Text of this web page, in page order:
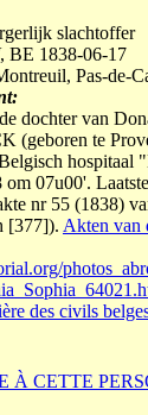
slachtoffer
BE 1838-06-17
Pas-de-
dochter van
(geboren te
hospitaal
07u00'.
nr 55 (1838)
[377]). Akten van
des civils
À CETTE